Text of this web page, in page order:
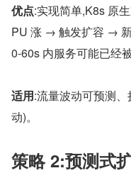
优点:实现简单,K8s 原生
PU 涨 → 触发扩容 →
0-60s 内服务可能已经被
适用:流量波动可预测
动)。
策略 2:预测式